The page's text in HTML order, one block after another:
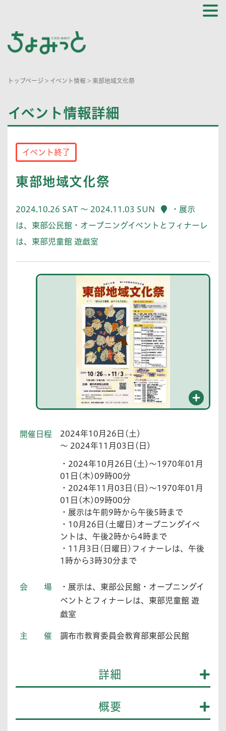
トップページ > イベント情報 > 東部地域文化祭
イベント情報詳細
イベント終了
東部地域文化祭
2024.10.26 SAT ～ 2024.11.03 SUN
・展示
は、東部公民館・オープニングイベントとフィナーレ
は、東部児童館 遊戯室
開催日程
2024年10月26日(土)
～ 2024年11月03日(日)
・2024年10月26日(土)～1970年01月
01日(木)09時00分
・2024年11月03日(日)～1970年01月
01日(木)09時00分
・展示は午前9時から午後5時まで
・10月26日(土曜日)オープニングイベ
ントは、午後2時から4時まで
・11月3日(日曜日)フィナーレは、午後
1時から3時30分まで
会場
・展示は、東部公民館・オープニングイ
ベントとフィナーレは、東部児童館 遊
戯室
主催 調布市教育委員会教育部東部公民館
詳細
概要